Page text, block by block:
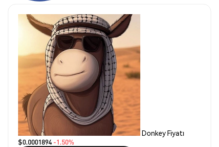
Donkey Fiyatı
$0.0001894 -1.50%